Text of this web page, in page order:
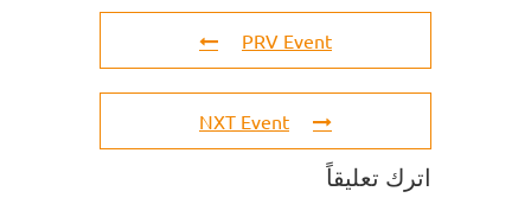
PRV Event
NXT Event
اترك تعليقاً